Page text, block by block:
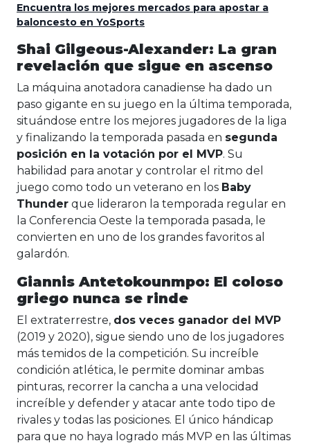
Encuentra los mejores mercados para apostar a
baloncesto en YoSports
Shai Gilgeous-Alexander: La gran
revelación que sigue en ascenso
La máquina anotadora canadiense ha dado un
paso gigante en su juego en la última temporada,
situándose entre los mejores jugadores de la liga
y finalizando la temporada pasada en segunda
posición en la votación por el MVP. Su
habilidad para anotar y controlar el ritmo del
juego como todo un veterano en los Baby
Thunder que lideraron la temporada regular en
la Conferencia Oeste la temporada pasada, le
convierten en uno de los grandes favoritos al
galardón.
Giannis Antetokounmpo: El coloso
griego nunca se rinde
El extraterrestre, dos veces ganador del MVP
(2019 y 2020), sigue siendo uno de los jugadores
más temidos de la competición. Su increíble
condición atlética, le permite dominar ambas
pinturas, recorrer la cancha a una velocidad
increíble y defender y atacar ante todo tipo de
rivales y todas las posiciones. El único hándicap
para que no haya logrado más MVP en las últimas